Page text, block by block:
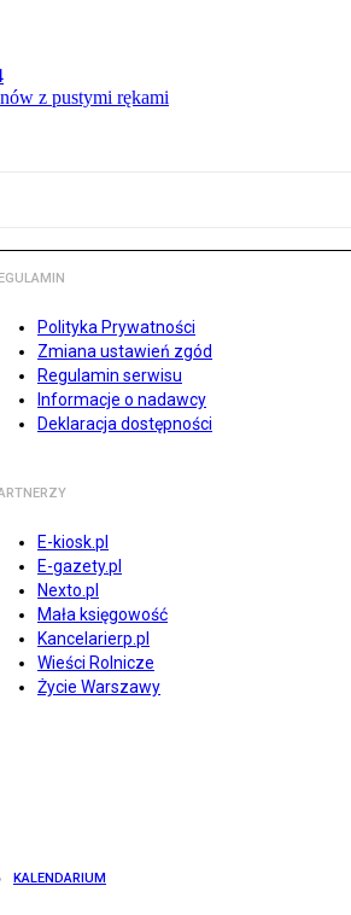
z pustymi rękami
Polityka Prywatności
Zmiana ustawień zgód
Regulamin serwisu
Informacje o nadawcy
Deklaracja dostępności
E-kiosk.pl
E-gazety.pl
Nexto.pl
Mała księgowość
Kancelarierp.pl
Wieści Rolnicze
Życie Warszawy
KALENDARIUM